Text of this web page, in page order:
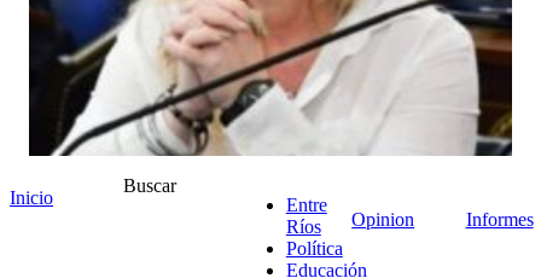
Inicio
Buscar
Entre
Ríos
Política
Educación
Opinion Informes